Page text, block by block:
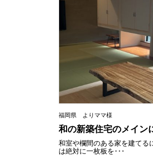
福岡県 よりママ様
和の新築住宅のメイン
和室や欄間のある家を建てる
は絶対に一枚板を･･･